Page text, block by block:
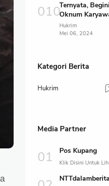
Ternyata,
Oknum
Hukrim
Mei 06, 2024
Kategori Berita
Hukrim
Media Partner
Pos Kupang